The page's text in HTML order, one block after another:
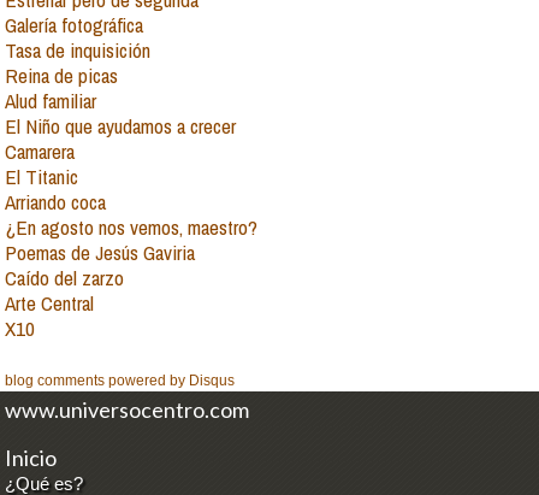
Galería fotográfica
Tasa de inquisición
Reina de picas
Alud familiar
El Niño que ayudamos a crecer
Camarera
El Titanic
Arriando coca
¿En agosto nos vemos, maestro?
Poemas de Jesús Gaviria
Caído del zarzo
Arte Central
X10
blog comments powered by Disqus
www.universocentro.com
Inicio
¿Qué es?